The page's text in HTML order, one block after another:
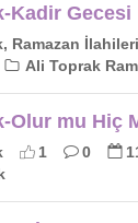
Kadir Gecesi
Ramazan İlahileri
Ali Toprak
Olur mu Hiç
1 0